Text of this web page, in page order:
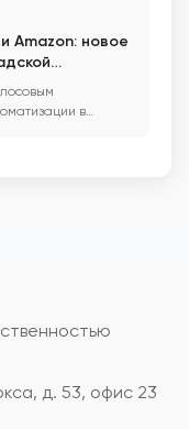
Amazon: новое
в
д. 53, офис 23